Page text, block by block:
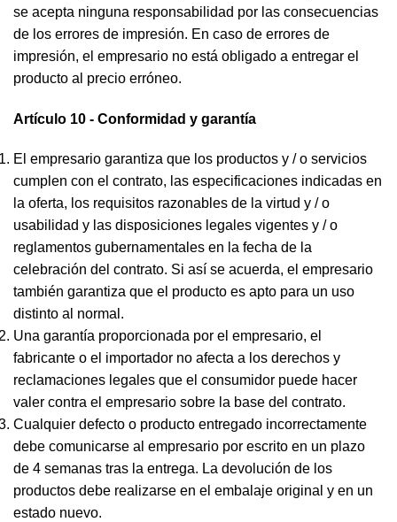
se acepta ninguna responsabilidad por las consecuencias
de los errores de impresión. En caso de errores de
impresión, el empresario no está obligado a entregar el
producto al precio erróneo.
Artículo 10 - Conformidad y garantía
El empresario garantiza que los productos y / o servicios
cumplen con el contrato, las especificaciones indicadas en
la oferta, los requisitos razonables de la virtud y / o
usabilidad y las disposiciones legales vigentes y / o
reglamentos gubernamentales en la fecha de la
celebración del contrato. Si así se acuerda, el empresario
también garantiza que el producto es apto para un uso
distinto al normal.
Una garantía proporcionada por el empresario, el
fabricante o el importador no afecta a los derechos y
reclamaciones legales que el consumidor puede hacer
valer contra el empresario sobre la base del contrato.
Cualquier defecto o producto entregado incorrectamente
debe comunicarse al empresario por escrito en un plazo
de 4 semanas tras la entrega. La devolución de los
productos debe realizarse en el embalaje original y en un
estado nuevo.